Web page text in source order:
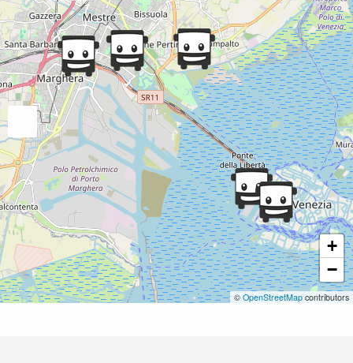
+
−
© OpenStreetMap contributors